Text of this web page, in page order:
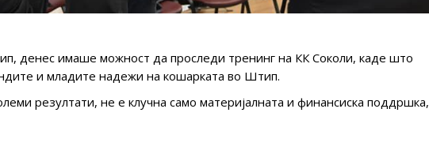
денес имаше можност да проследи тренинг на КК Соколи, каде што
и младите надежи на кошарката во Штип.
резултати, не е клучна само материјалната и финансиска поддршка,